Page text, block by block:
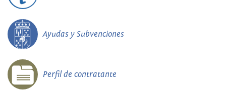
Ayudas y Subvenciones
Perfil de contratante